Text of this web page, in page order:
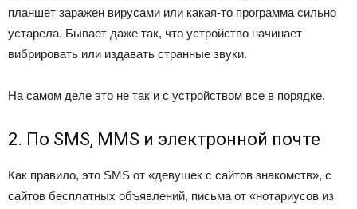
планшет заражен вирусами или какая-то программа сильно
устарела. Бывает даже так, что устройство начинает
вибрировать или издавать странные звуки.
На самом деле это не так и с устройством все в порядке.
2. По SMS, MMS и электронной почте
Как правило, это SMS от «девушек с сайтов знакомств», с
сайтов бесплатных объявлений, письма от «нотариусов из